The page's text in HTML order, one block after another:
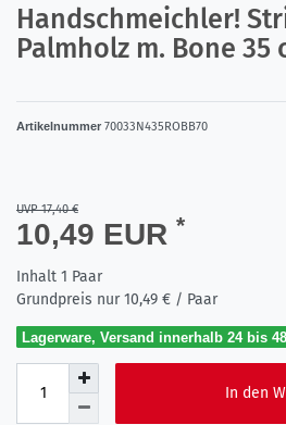
Handschmeichler!
Palmholz m. Bone 35
Artikelnummer 70033N435ROBB70
UVP 17,40 €
10,49 EUR *
Inhalt 1 Paar
Grundpreis nur10,49 € / Paar
Lagerware, Versand innerhalb 24 bis
In den